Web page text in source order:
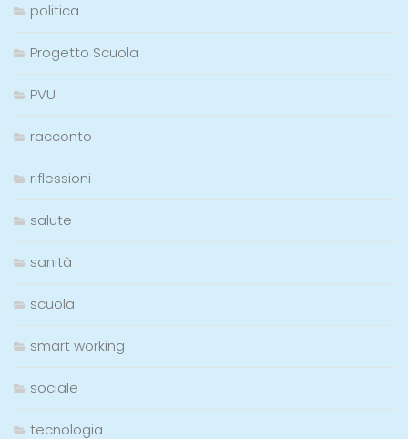
politica
Progetto Scuola
PVU
racconto
riflessioni
salute
sanità
scuola
smart working
sociale
tecnologia